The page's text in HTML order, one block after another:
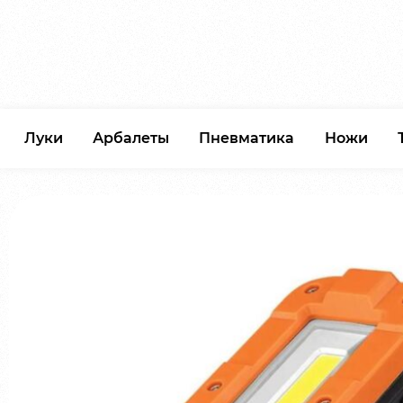
Луки Арбалеты Пневматика Ножи